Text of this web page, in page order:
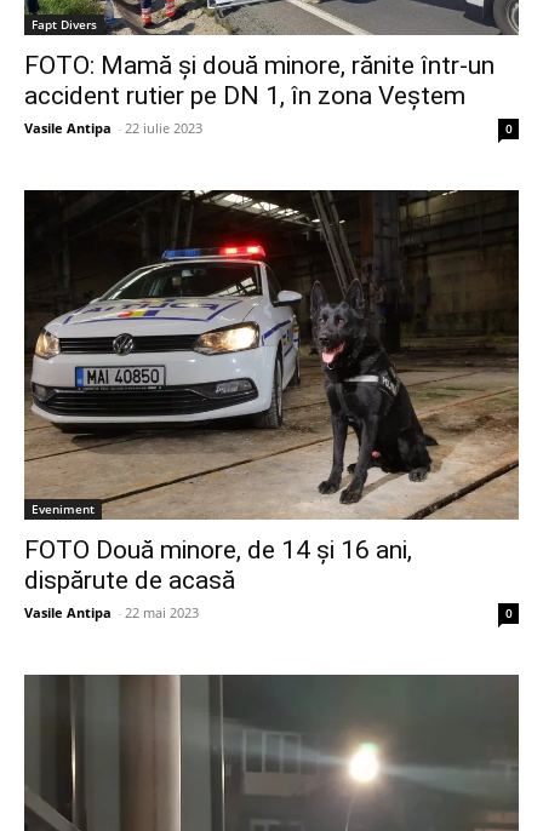
Fapt Divers
FOTO: Mamă și două minore, rănite într-un
accident rutier pe DN 1, în zona Veștem
Vasile Antipa - 22 iulie 2023 0
Eveniment
FOTO Două minore, de 14 și 16 ani,
dispărute de acasă
Vasile Antipa - 22 mai 2023 0